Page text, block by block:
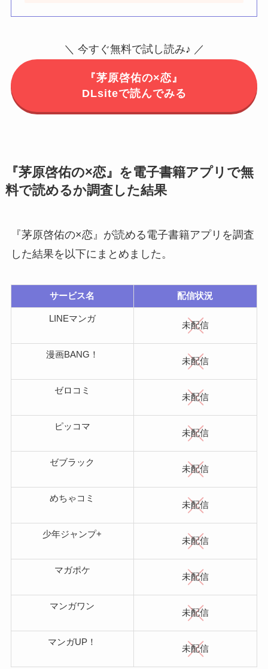
＼ 今すぐ無料で試し読み♪ ／
『茅原啓佑の×恋』
DLsiteで読んでみる
『茅原啓佑の×恋』を電子書籍アプリで無
料で読めるか調査した結果
『茅原啓佑の×恋』が読める電子書籍アプリを調査
した結果を以下にまとめました。
サービス名 配信状況
LINEマンガ
未配信
漫画BANG！
未配信
ゼロコミ
未配信
ピッコマ
未配信
ゼブラック
未配信
めちゃコミ
未配信
少年ジャンプ+
未配信
マガポケ
未配信
マンガワン
未配信
マンガUP！
未配信